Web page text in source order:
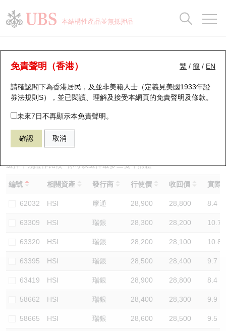
本結構性產品並無抵押品
繁 / 簡 / EN
免責聲明（香港）
請確認閣下為香港居民，及並非美籍人士（定義見美國1933年證
券法規則S），並已閱讀、理解及接受本網頁的免責聲明及條款。
未來7日不再顯示本免責聲明。
確認 取消
牛熊證分析儀
表現 街貨統計 比較
54452 星展熊證 HSI 恒生指數
選擇牛熊證作比較 *你可以選擇最多三隻牛熊證
編號 相關資產 發行商 行使價 收回價 實際
62032 HSI 摩通 28,900 28,800 8.4
63309 HSI 瑞銀 28,300 28,200 10.7
63320 HSI 瑞銀 28,200 28,100 10.8
63395 HSI 瑞銀 28,500 28,400 9.7
63419 HSI 瑞銀 28,900 28,800 8.4
58662 HSI 瑞銀 28,400 28,300 9.9
58665 HSI 瑞銀 28,600 28,500 9.5
瑞銀認股證一覽
新發行瑞銀認股證
即將到期認股證
認股證到期結算價查詢
認股證分析儀
認股證速算機
認股證/牛熊證日誌
認股證文件及公告
街貨統計
比較
牛熊全景快搜
牛熊證搜尋
牛熊證街貨分佈圖
正股牛熊證列表
新發行瑞銀牛熊證
已收回牛熊證剩餘價值
牛熊證到期結算價查詢
牛熊證分析儀
牛熊證文件及公告
街貨統計
比較
十大升幅/跌幅
十大認股證成交分佈
十天股證佔大市成交
資金流
街貨統計
三十大平均引伸波幅
正股分析儀
二十大活躍股份
恒指成份股
國指成份股
科指成份股
相關資產沽空
中資ETFs溢價比較
AH 股價對照
ADR
持股比重
顯示所有持股比重
每月輪證大市專題
輪證專欄
講座及教育短片
認股證投資者教育
牛熊證投資者教育
認股證牛熊證常問問題